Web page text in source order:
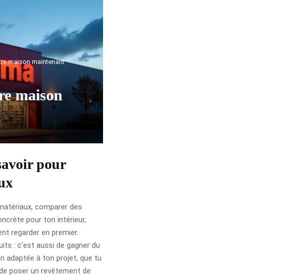
maison maintenant
maison
pour
comparer des
pour ton intérieur,
regarder en premier.
: c’est aussi de gagner du
adaptée à ton projet, que tu
poser un revêtement de